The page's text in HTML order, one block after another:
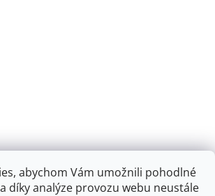
abychom Vám umožnili pohodlné
díky analýze provozu webu neustále